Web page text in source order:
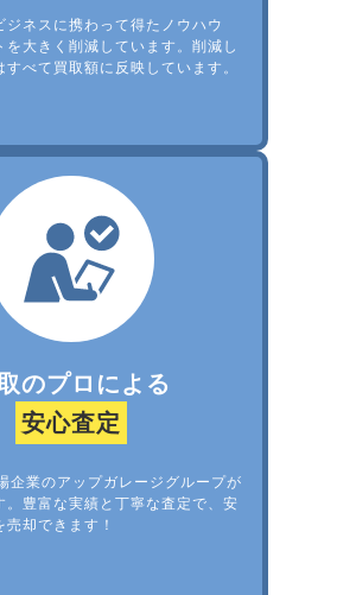
ジネスに携わって得たノウハウ
を大きく削減しています。削減し
すべて買取額に反映しています。
のプロによる
安心査定
企業のアップガレージグループが
。豊富な実績と丁寧な査定で、安
却できます！